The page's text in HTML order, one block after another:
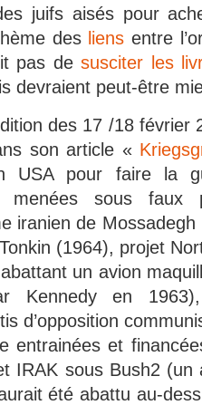
juifs aisés pour
des liens entre
pas desusciter les
devraient peut-être
des 17 /18 février
son article «
USA pour faire la
menées sous faux
iranien de
(1964), projet
un avion
Kennedy en
d’opposition
entrainées et
IRAK sous Bush2 (un
été abattu au-